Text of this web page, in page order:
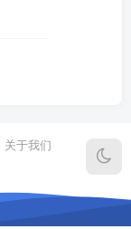
关于我们